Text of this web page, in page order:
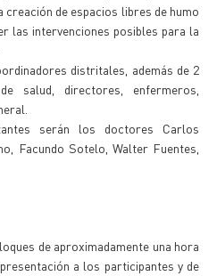
de espacios libres de humo
las intervenciones posibles para la
distritales, además de 2
salud, directores, enfermeros,
serán los doctores Carlos
Facundo Sotelo, Walter Fuentes,
de aproximadamente una hora
a los participantes y de